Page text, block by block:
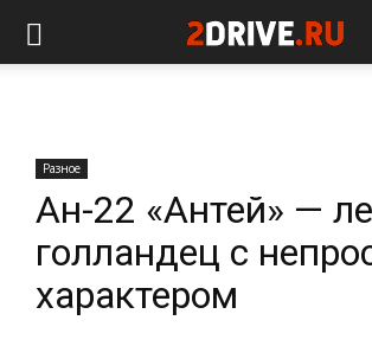
Разное
Ан-22 «Антей» —
голландец с
характером